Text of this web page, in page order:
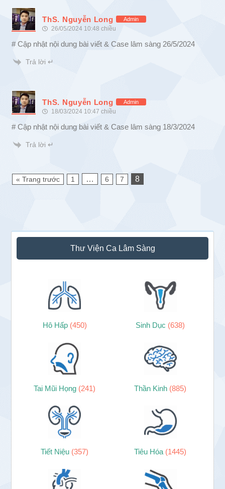
ThS. Nguyễn Long Admin
26/05/2024 10:48 chiều
# Cập nhật nội dung bài viết & Case lâm sàng 26/5/2024
Trả lời ↵
ThS. Nguyễn Long Admin
18/03/2024 10:47 chiều
# Cập nhật nội dung bài viết & Case lâm sàng 18/3/2024
Trả lời ↵
« Trang trước 1 … 6 7 8
Sidebar
chính
Thư Viện Ca Lâm Sàng
Hô Hấp (450) Sinh Dục (638)
Tai Mũi Họng (241) Thần Kinh (885)
Tiết Niệu (357) Tiêu Hóa (1445)